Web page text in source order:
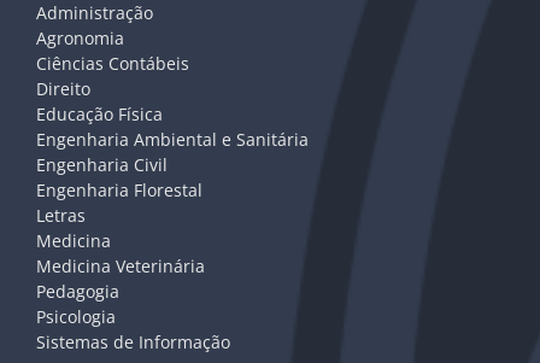
Administração
Agronomia
Ciências Contábeis
Direito
Educação Física
Engenharia Ambiental e Sanitária
Engenharia Civil
Engenharia Florestal
Letras
Medicina
Medicina Veterinária
Pedagogia
Psicologia
Sistemas de Informação